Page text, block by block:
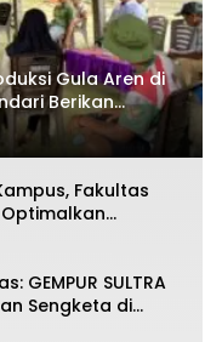
Gula Aren di
Berikan
Modern
Fakultas
Agribisnis
GEMPUR SULTRA
Sengketa di